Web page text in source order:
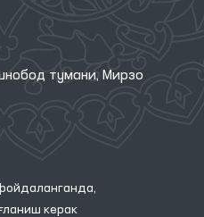
тумани, Мирзо
керак